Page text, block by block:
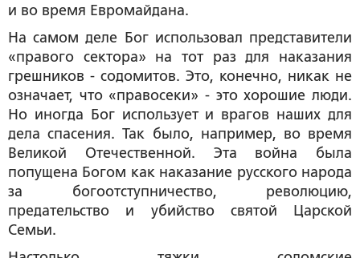
и во время Евромайдана.
На самом деле Бог использовал представители
«правого сектора» на тот раз для наказания
грешников - содомитов. Это, конечно, никак не
означает, что «правосеки» - это хорошие люди.
Но иногда Бог использует и врагов наших для
дела спасения. Так было, например, во время
Великой Отечественной. Эта война была
попущена Богом как наказание русского народа
за богоотступничество, революцию,
предательство и убийство святой Царской
Семьи.